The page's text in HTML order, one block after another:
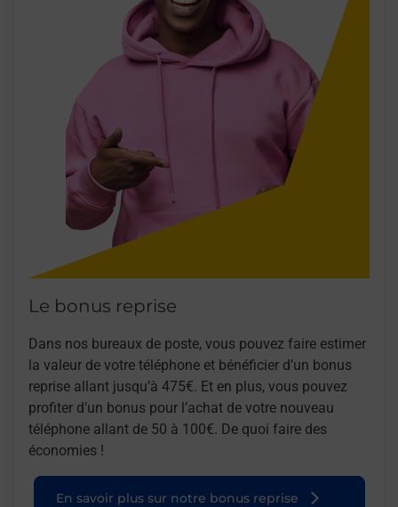
Le bonus reprise
Dans nos bureaux de poste, vous pouvez faire estimer
la valeur de votre téléphone et bénéficier d’un bonus
reprise allant jusqu’à 475€. Et en plus, vous pouvez
profiter d’un bonus pour l’achat de votre nouveau
téléphone allant de 50 à 100€. De quoi faire des
économies !
En savoir plus sur notre bonus reprise